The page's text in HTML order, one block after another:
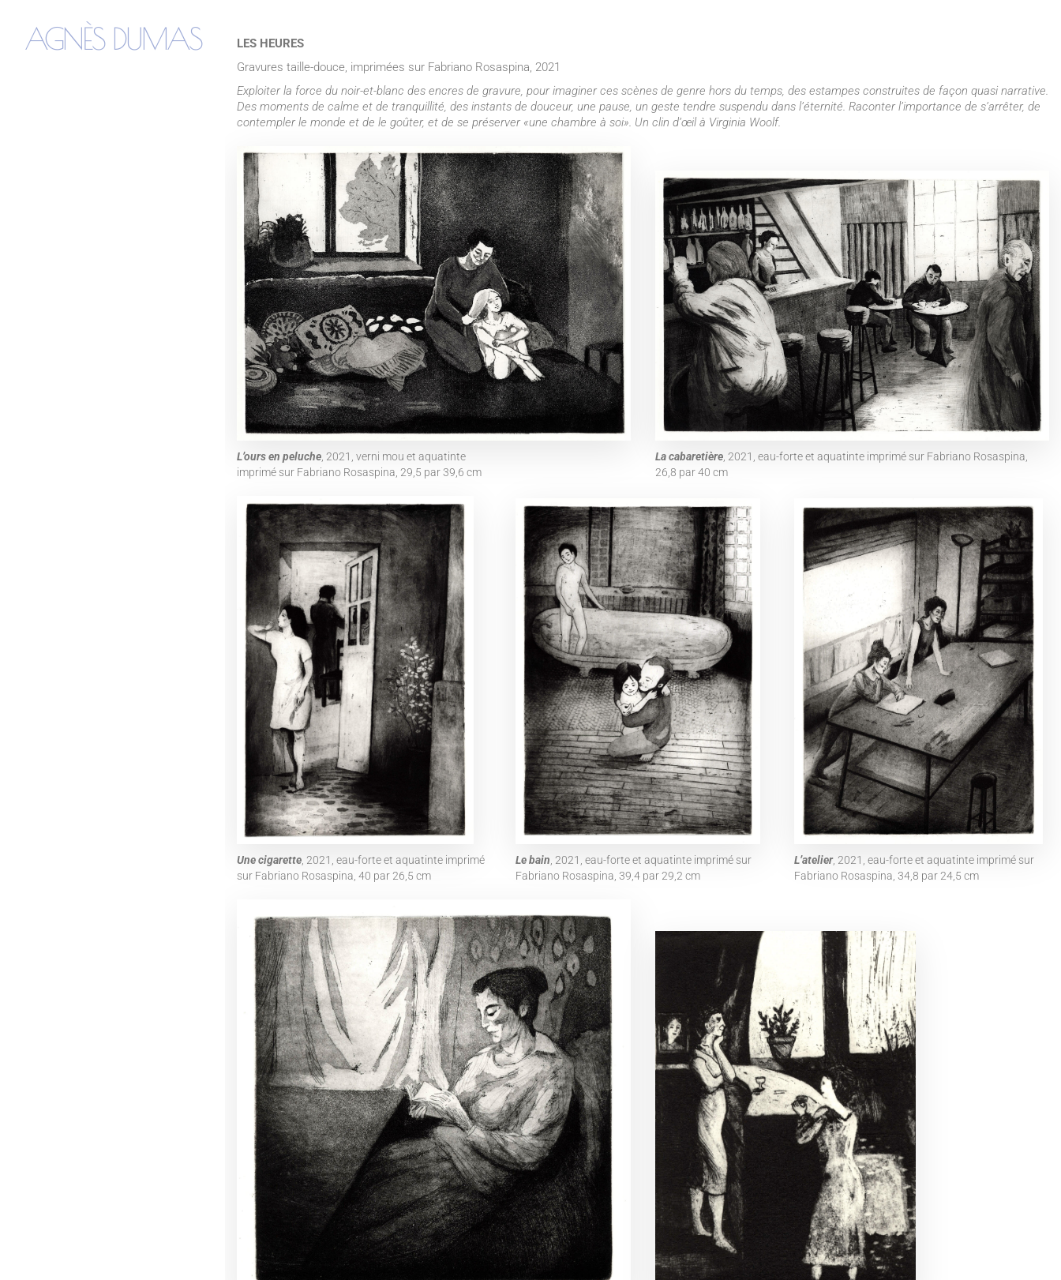
AGNÈS DUMAS
LES HEURES
Gravures taille-douce, imprimées sur Fabriano Rosaspina, 2021
Exploiter la force du noir-et-blanc des encres de gravure, pour imaginer ces scènes de genre hors du temps, des estampes construites de façon quasi narrative.
Des moments de calme et de tranquillité, des instants de douceur, une pause, un geste tendre suspendu dans l’éternité. Raconter l’importance de s’arrêter, de
contempler le monde et de le goûter, et de se préserver «une chambre à soi». Un clin d’œil à Virginia Woolf.
L’ours en peluche , 2021, verni mou et aquatinte
imprimé sur Fabriano Rosaspina, 29,5 par 39,6 cm
La cabaretière, 2021, eau-forte et aquatinte imprimé sur Fabriano Rosaspina,
26,8 par 40 cm
Une cigarette , 2021, eau-forte et aquatinte imprimé
sur Fabriano Rosaspina, 40 par 26,5 cm
Le bain , 2021, eau-forte et aquatinte imprimé sur
Fabriano Rosaspina, 39,4 par 29,2 cm
L’atelier, 2021, eau-forte et aquatinte imprimé sur
Fabriano Rosaspina, 34,8 par 24,5 cm